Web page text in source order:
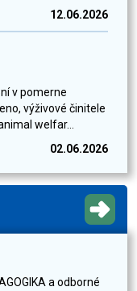
12.06.2026
v pomerne
výživové činitele
welfar...
02.06.2026
a odborné